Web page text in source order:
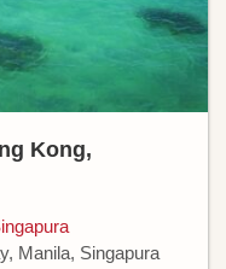
Kong,
Manila, Singapura